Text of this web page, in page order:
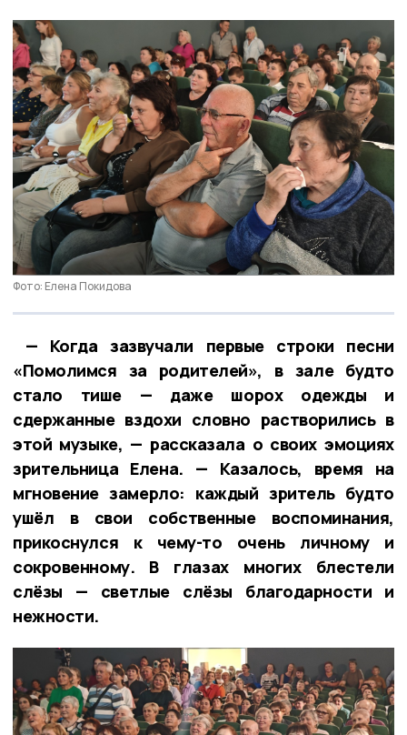
Фото: Елена Покидова
— Когда зазвучали первые строки песни
«Помолимся за родителей», в зале будто
стало тише — даже шорох одежды и
сдержанные вздохи словно растворились в
этой музыке, — рассказала о своих эмоциях
зрительница Елена. — Казалось, время на
мгновение замерло: каждый зритель будто
ушёл в свои собственные воспоминания,
прикоснулся к чему-то очень личному и
сокровенному. В глазах многих блестели
слёзы — светлые слёзы благодарности и
нежности.